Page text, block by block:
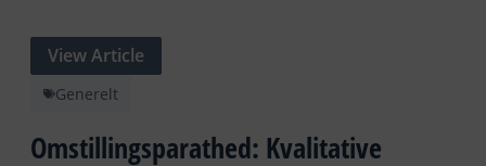
View Article
Generelt
Omstillingsparathed: Kvalitative